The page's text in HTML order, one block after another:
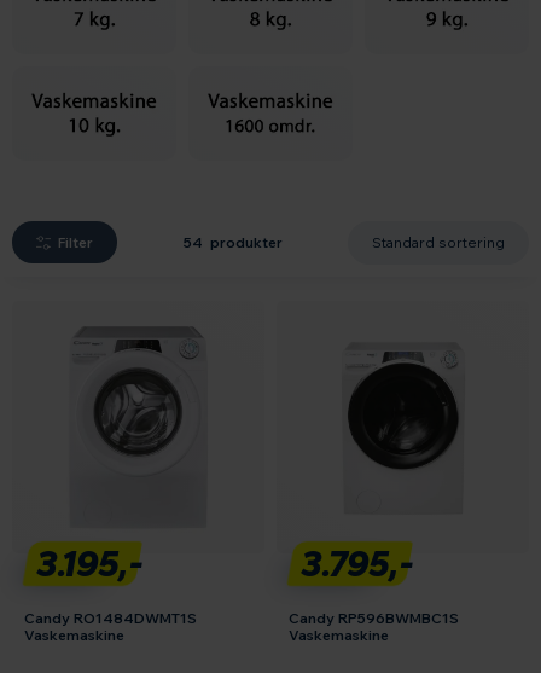
Filter 54 produkter
3.195,-
Candy RO1484DWMT1S
Vaskemaskine
3.795,-
Candy RP596BWMBC1S
Vaskemaskine